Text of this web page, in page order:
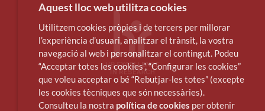
Aquest lloc web utilitza cookies
Utilitzem cookies pròpies i de tercers per millorar
l’experiència d’usuari, analitzar el trànsit, la vostra
navegació al web i personalitzar el contingut. Podeu
“Acceptar totes les cookies”, “Configurar les cookies”
que voleu acceptar o bé “Rebutjar-les totes” (excepte
les cookies tècniques que són necessàries).
Consulteu la nostra política de cookies per obtenir